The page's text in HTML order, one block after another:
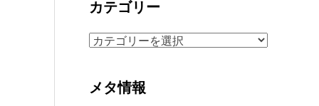
イ
ブ
カテゴリー
カ
リ
メタ情報